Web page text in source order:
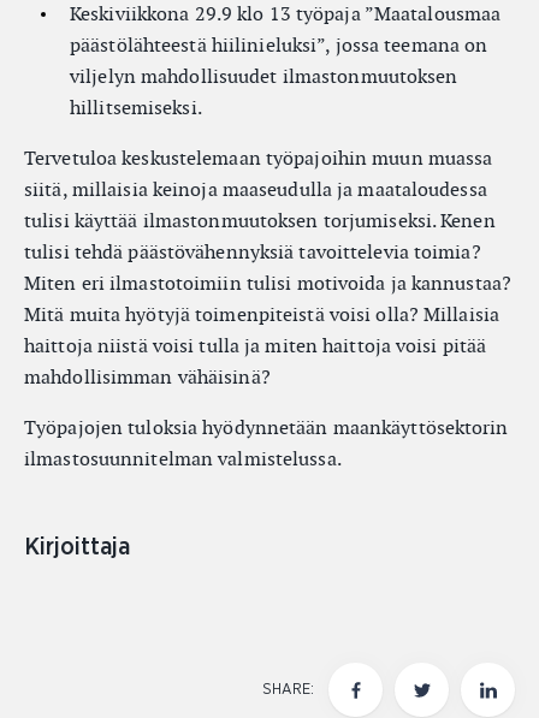
Keskiviikkona 29.9 klo 13 työpaja ”Maatalousmaa
päästölähteestä hiilinieluksi”, jossa teemana on
viljelyn mahdollisuudet ilmastonmuutoksen
hillitsemiseksi.
Tervetuloa keskustelemaan työpajoihin muun muassa
siitä, millaisia keinoja maaseudulla ja maataloudessa
tulisi käyttää ilmastonmuutoksen torjumiseksi. Kenen
tulisi tehdä päästövähennyksiä tavoittelevia toimia?
Miten eri ilmastotoimiin tulisi motivoida ja kannustaa?
Mitä muita hyötyjä toimenpiteistä voisi olla? Millaisia
haittoja niistä voisi tulla ja miten haittoja voisi pitää
mahdollisimman vähäisinä?
Työpajojen tuloksia hyödynnetään maankäyttösektorin
ilmastosuunnitelman valmistelussa.
Kirjoittaja
SHARE: